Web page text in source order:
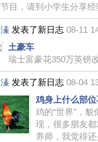
目，请到小学生分享
发表了新日志 08-11
土豪车
瑞士富豪花350万英镑
发表了新日志 08-04
鸡身上什么部
鸡的“世界”，
现，很多朋友
养师，我觉得